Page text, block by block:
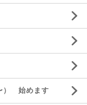
） 始めます